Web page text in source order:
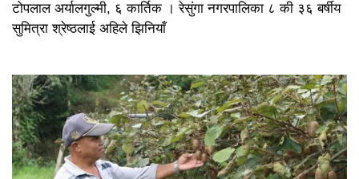
टोपलाल अर्यालगुल्मी, ६ कार्तिक । रेसुंगा नगरपालिका ८ की ३६ बर्षीय
सुमित्रा श्रेष्ठलाई अहिले झिनियाँ